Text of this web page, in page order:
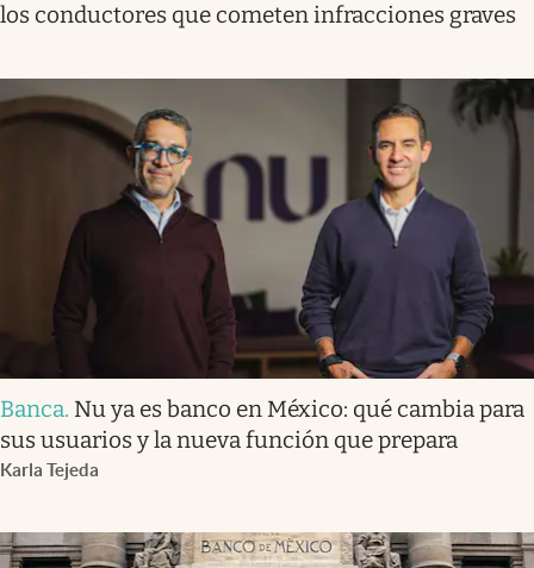
los conductores que cometen infracciones graves
Banca. Nu ya es banco en México: qué cambia para
sus usuarios y la nueva función que prepara
Karla Tejeda